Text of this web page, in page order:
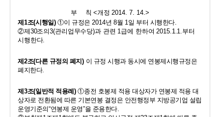
부     칙 <개정 2014. 7. 14.>
제 1조(시행일) ①이 규정은 2014년 8월 1일 부터 시행한다.
②제30조의3(관리업무수당)과 관련 1급에 한하여 2015.1.1.부터
시행한다.
제 2조(다른 규정의 폐지 ) 이 규정 시행과 동시에 연봉제시행규정은
폐지한다.
제 3조(일반적 적용례 ) ①종전 호봉제 적용 대상자가 연봉제 적용 대
상자로 전환됨에 따른 기본연봉 결정은 안전행정부 지방공기업 설립
운영기준의“연봉제 운영”을 준용한다.